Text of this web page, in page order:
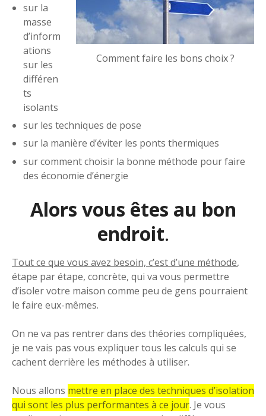
Comment faire les bons choix ?
sur la
masse
d’inform
ations
sur les
différen
ts
isolants
sur les techniques de pose
sur la manière d’éviter les ponts thermiques
sur comment choisir la bonne méthode pour faire
des économie d’énergie
Alors vous êtes au bon
endroit.
Tout ce que vous avez besoin, c’est d’une méthode,
étape par étape, concrète, qui va vous permettre
d’isoler votre maison comme peu de gens pourraient
le faire eux-mêmes.
On ne va pas rentrer dans des théories compliquées,
je ne vais pas vous expliquer tous les calculs qui se
cachent derrière les méthodes à utiliser.
Nous allons mettre en place des techniques d’isolation
qui sont les plus performantes à ce jour. Je vous